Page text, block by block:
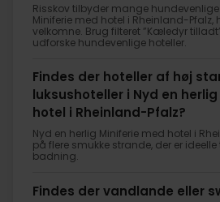
Risskov tilbyder mange
Miniferie med hotel i Rheinland-Pfalz,
velkomne. Brug filteret ”Kæledyr
udforske hundevenlige hoteller.
Findes der hoteller af høj
luksushoteller i Nyd en
hotel i Rheinland-Pfalz?
Nyd en herlig Miniferie med hotel i
på flere smukke strande, der er
badning.
Findes der vandlande eller